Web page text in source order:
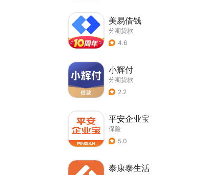
美易借钱
分期贷款
4.6
小辉付
分期贷款
2.2
平安企业宝
保险
5.0
泰康泰生活